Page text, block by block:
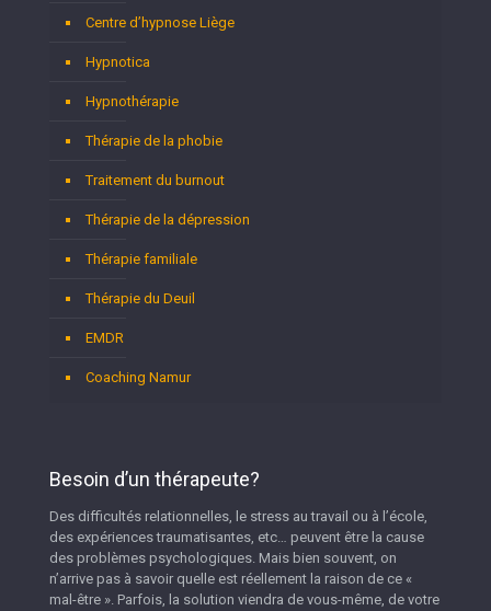
Centre d’hypnose Liège
Hypnotica
Hypnothérapie
Thérapie de la phobie
Traitement du burnout
Thérapie de la dépression
Thérapie familiale
Thérapie du Deuil
EMDR
Coaching Namur
Besoin d’un thérapeute?
Des difficultés relationnelles, le stress au travail ou à l’école,
des expériences traumatisantes, etc… peuvent être la cause
des problèmes psychologiques. Mais bien souvent, on
n’arrive pas à savoir quelle est réellement la raison de ce «
mal-être ». Parfois, la solution viendra de vous-même, de votre